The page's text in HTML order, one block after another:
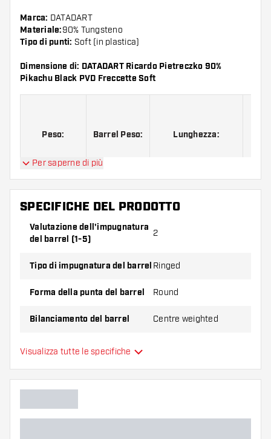
Marca: DATADART
Materiale:90% Tungsteno
Tipo di punti: Soft (in plastica)
Dimensione di: DATADART Ricardo Pietreczko 90%
Pikachu Black PVD Freccette Soft
Peso: Barrel Peso: Lunghezza:
21 G. 20 G. 50.00 mm
DATADART Ricardo Pietreczko 90% Pikachu Black PVD
Per saperne di più
SPECIFICHE DEL PRODOTTO
Valutazione dell'impugnatura
del barrel (1-5)
2
Tipo di impugnatura del barrel Ringed
Forma della punta del barrel Round
Bilanciamento del barrel Centre weighted
Materiale delle freccette
Impugnatura della punta del
Giocatore di freccette
Visualizza tutte le specifiche